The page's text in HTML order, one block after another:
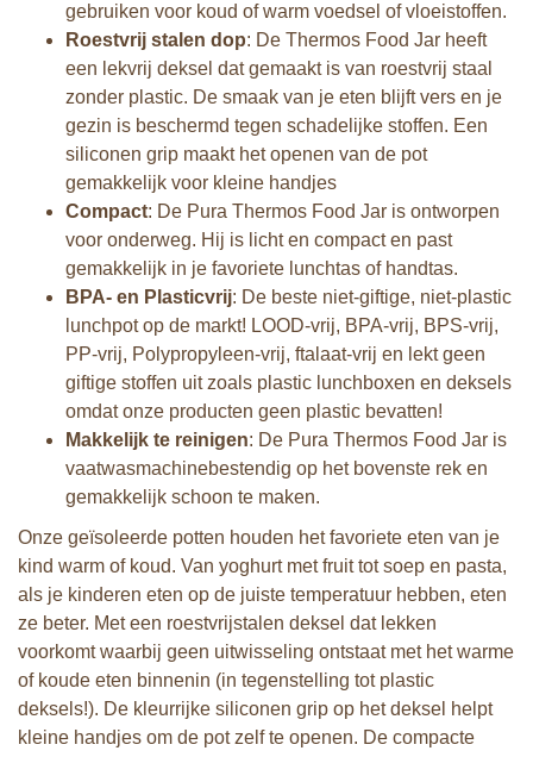
gebruiken voor koud of warm voedsel of vloeistoffen.
Roestvrij stalen dop: De Thermos Food Jar heeft
een lekvrij deksel dat gemaakt is van roestvrij staal
zonder plastic. De smaak van je eten blijft vers en je
gezin is beschermd tegen schadelijke stoffen. Een
siliconen grip maakt het openen van de pot
gemakkelijk voor kleine handjes
Compact: De Pura Thermos Food Jar is ontworpen
voor onderweg. Hij is licht en compact en past
gemakkelijk in je favoriete lunchtas of handtas.
BPA- en Plasticvrij: De beste niet-giftige, niet-plastic
lunchpot op de markt! LOOD-vrij, BPA-vrij, BPS-vrij,
PP-vrij, Polypropyleen-vrij, ftalaat-vrij en lekt geen
giftige stoffen uit zoals plastic lunchboxen en deksels
omdat onze producten geen plastic bevatten!
Makkelijk te reinigen: De Pura Thermos Food Jar is
vaatwasmachinebestendig op het bovenste rek en
gemakkelijk schoon te maken.
Onze geïsoleerde potten houden het favoriete eten van je
kind warm of koud. Van yoghurt met fruit tot soep en pasta,
als je kinderen eten op de juiste temperatuur hebben, eten
ze beter. Met een roestvrijstalen deksel dat lekken
voorkomt waarbij geen uitwisseling ontstaat met het warme
of koude eten binnenin (in tegenstelling tot plastic
deksels!). De kleurrijke siliconen grip op het deksel helpt
kleine handjes om de pot zelf te openen. De compacte